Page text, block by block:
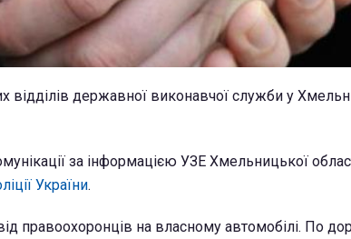
відділів державної виконавчої служби у
за інформацією УЗЕ Хмельницької
України.
правоохоронців на власному автомобілі. По